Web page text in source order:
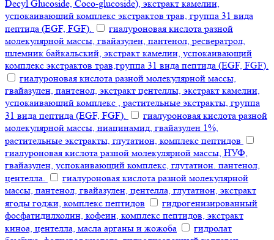
Decyl Glucoside, Coco-glucoside), экстракт камелии,
успокаивающий комплекс экстрактов трав, группа 31 вида
пептида (EGF, FGF).
гиалуроновая кислота разной
молекулярной массы, гвайазулен, пантенол, ресвератрол,
шлемник байкальский, экстракт камелии, успокаивающий
комплекс экстрактов трав,группа 31 вида пептида (EGF, FGF).
гиалуроновая кислота разной молекулярной массы,
гвайазулен, пантенол, экстракт центеллы, экстракт камелии,
успокаивающий комплекс , растительные экстракты, группа
31 вида пептида (EGF, FGF).
гиалуроновая кислота разной
молекулярной массы, ниацинамид, гвайазулен 1%,
растительные экстракты, глутатион, комплекс пептидов
гиалуроновая кислота разной молекулярной массы, НУФ,
гвайазулен, успокаивающий комплекс, глутатион. пантенол,
центелла.
гиалуроновая кислота разной молекулярной
массы, пантенол, гвайазулен, центелла, глутатион, экстракт
ягоды годжи, комплекс пептидов
гидрогенизированный
фосфатидилхолин, кофеин, комплекс пептидов, экстракт
киноа, центелла, масла арганы и жожоба
гидролат